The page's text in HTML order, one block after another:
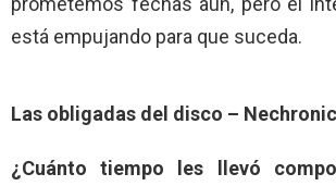
está empujando para que suceda.
Las obligadas del disco –
¿Cuánto tiempo les llevó